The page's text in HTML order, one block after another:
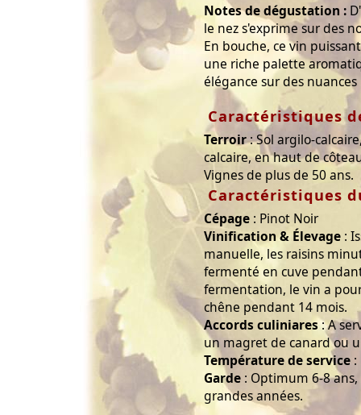
Notes de dégustation :
le nez s'exprime sur des
En bouche, ce vin
une riche palette
élégance sur des
Caractéristiques
Terroir: Sol argilo-
calcaire, en haut de
Vignes de plus de 50 ans.
Caractéristiques
Cépage : Pinot Noir
Vinification & Élevage :
manuelle, les raisins
fermenté en cuve
fermentation, le vin a
chêne pendant 14 mois.
Accords culiniares: A
un magret de canard ou
Température de service :
Garde : Optimum 6-8
grandes années.